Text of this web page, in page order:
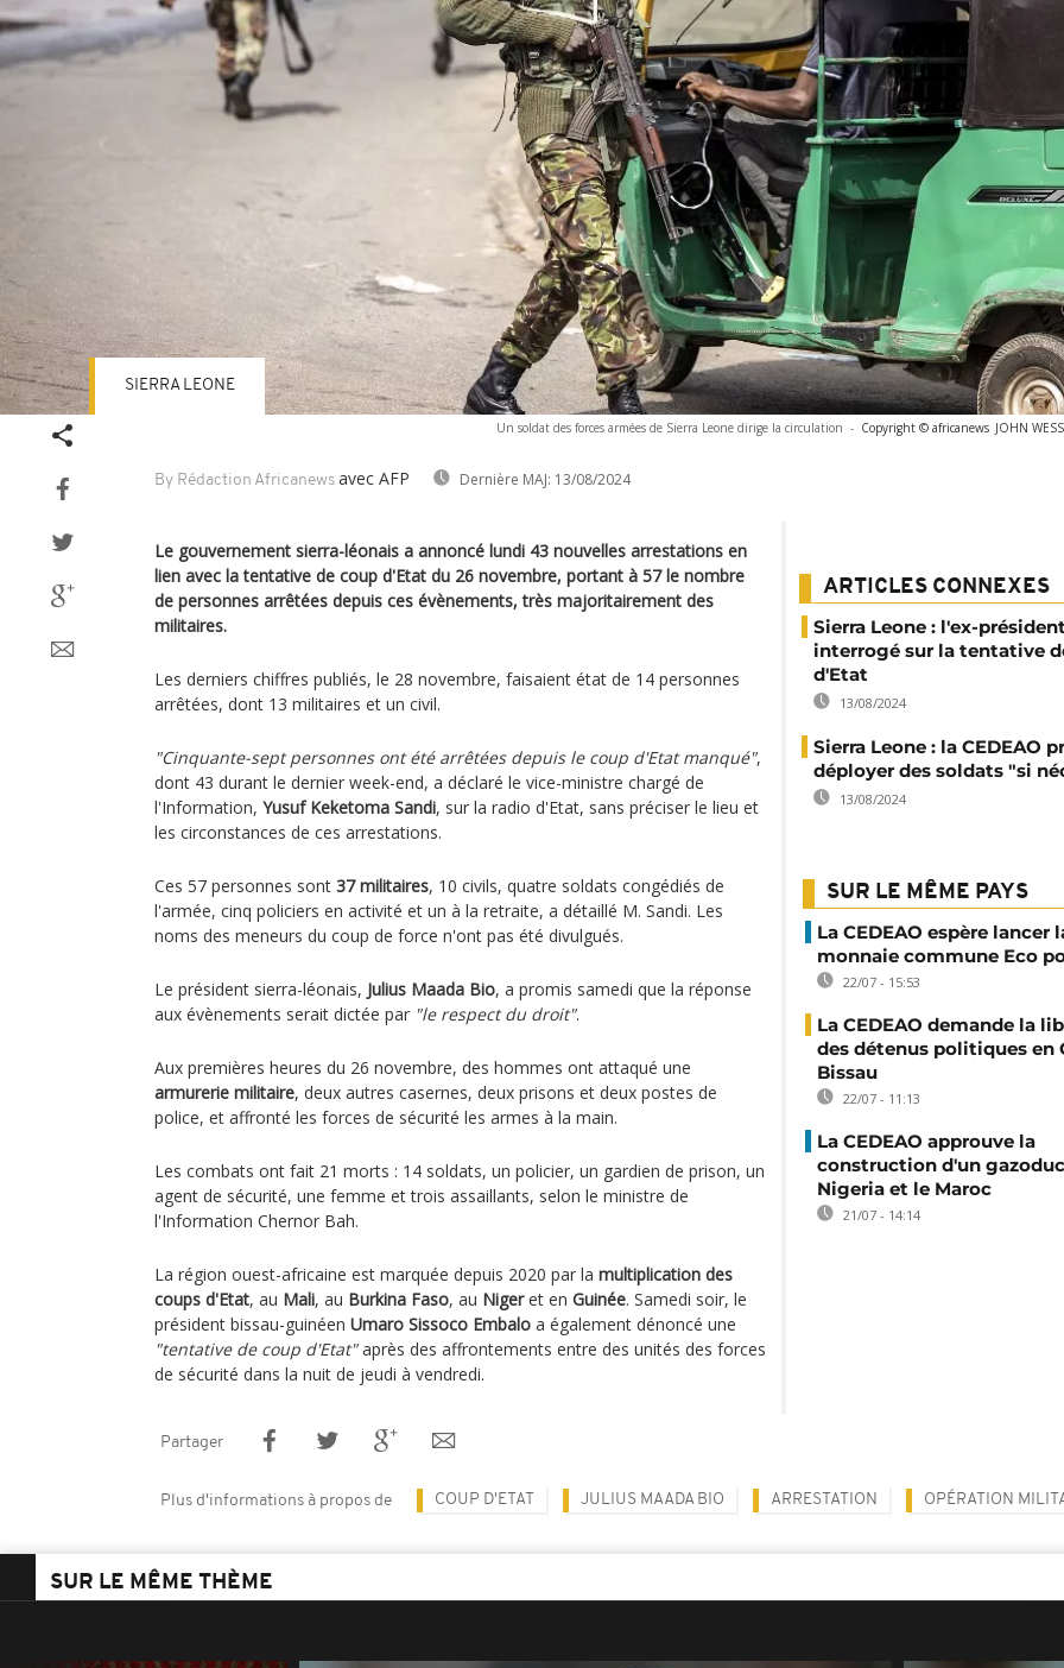
Un soldat des forces armées de Sierra Leone dirige la circulation - Copyright © africanews JOHN
By Rédaction Africanews avec AFP Dernière MAJ: 13/08/2024
SIERRA LEONE
Le gouvernement sierra-léonais a annoncé lundi 43 nouvelles arrestations en
lien avec la tentative de coup d'Etat du 26 novembre, portant à 57 le nombre
de personnes arrêtées depuis ces évènements, très majoritairement des
militaires.
Les derniers chiffres publiés, le 28 novembre, faisaient état de 14 personnes
arrêtées, dont 13 militaires et un civil.
"Cinquante-sept personnes ont été arrêtées depuis le coup d'Etat manqué",
dont 43 durant le dernier week-end, a déclaré le vice-ministre chargé de
l'Information, Yusuf Keketoma Sandi, sur la radio d'Etat, sans préciser le lieu et
les circonstances de ces arrestations.
Ces 57 personnes sont 37 militaires, 10 civils, quatre soldats congédiés de
l'armée, cinq policiers en activité et un à la retraite, a détaillé M. Sandi. Les
noms des meneurs du coup de force n'ont pas été divulgués.
Le président sierra-léonais, Julius Maada Bio, a promis samedi que la réponse
aux évènements serait dictée par "le respect du droit".
Aux premières heures du 26 novembre, des hommes ont attaqué une
armurerie militaire, deux autres casernes, deux prisons et deux postes de
police, et affronté les forces de sécurité les armes à la main.
Les combats ont fait 21 morts : 14 soldats, un policier, un gardien de prison, un
agent de sécurité, une femme et trois assaillants, selon le ministre de
l'Information Chernor Bah.
La région ouest-africaine est marquée depuis 2020 par la multiplication des
coups d'Etat, au Mali, au Burkina Faso, au Nigeret en Guinée. Samedi soir, le
président bissau-guinéen Umaro Sissoco Embalo a également dénoncé une
"tentative de coup d'Etat"après des affrontements entre des unités des forces
de sécurité dans la nuit de jeudi à vendredi.
ARTICLES CONNEXES
Sierra Leone : l'ex-
interrogé sur la tentative
d'Etat
13/08/2024
Sierra Leone : la CEDEAO
déployer des soldats "si
13/08/2024
SUR LE MÊME PAYS
La CEDEAO espère lancer
monnaie commune Eco
22/07 - 15:53
La CEDEAO demande la
des détenus politiques en
Bissau
22/07 - 11:13
La CEDEAO approuve la
construction d'un
Nigeria et le Maroc
21/07 - 14:14
Partager
Plus d'informations à propos de COUP D'ETAT JULIUS MAADA BIO ARRESTATION OPÉRATION
SUR LE MÊME THÈME